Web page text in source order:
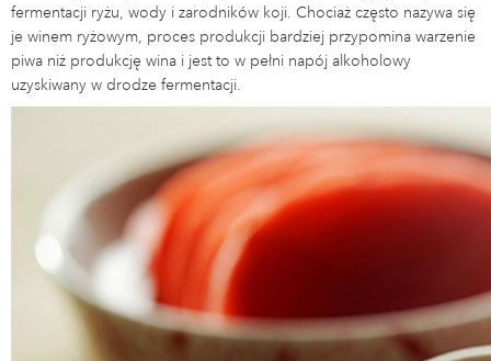
fermentacji ryżu, wody i zarodników koji. Chociaż często nazywa się
je winem ryżowym, proces produkcji bardziej przypomina warzenie
piwa niż produkcję wina i jest to w pełni napój alkoholowy
uzyskiwany w drodze fermentacji.